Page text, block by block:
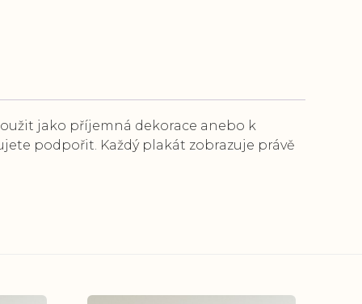
jako příjemná dekorace anebo k
podpořit. Každý plakát zobrazuje právě